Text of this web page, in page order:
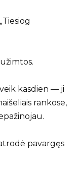
kasdien — ji
rankose,
pavargęs